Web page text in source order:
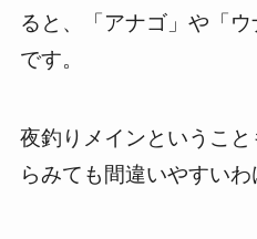
ると、「アナゴ」や「
です。
夜釣りメインというこ
らみても間違いやすいわ